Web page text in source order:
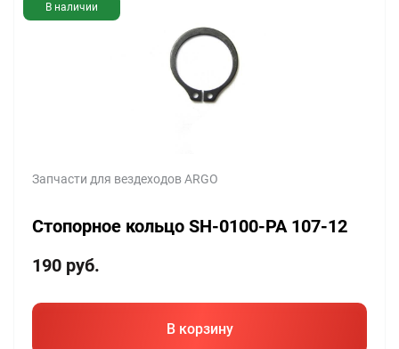
В наличии
Запчасти для вездеходов ARGO
Стопорное кольцо SH-0100-PA 107-12
190 руб.
В корзину